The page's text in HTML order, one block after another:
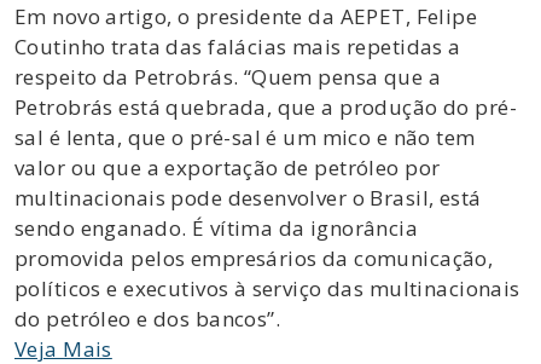
Em novo artigo, o presidente da AEPET, Felipe
Coutinho trata das falácias mais repetidas a
respeito da Petrobrás. “Quem pensa que a
Petrobrás está quebrada, que a produção do pré-
sal é lenta, que o pré-sal é um mico e não tem
valor ou que a exportação de petróleo por
multinacionais pode desenvolver o Brasil, está
sendo enganado. É vítima da ignorância
promovida pelos empresários da comunicação,
políticos e executivos à serviço das multinacionais
do petróleo e dos bancos”.
Veja Mais